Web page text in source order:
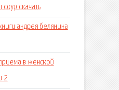
соур скачать
андрея белянина
в женской
2